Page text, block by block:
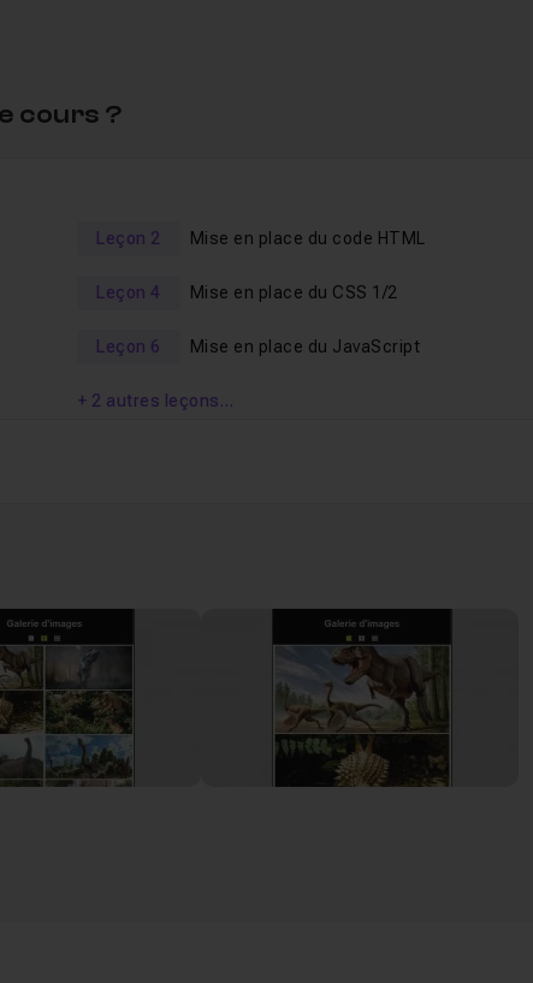
cours ?
Leçon 2 Mise en place du code HTML
Leçon 4 Mise en place du CSS 1/2
Leçon 6 Mise en place du JavaScript
+ 2 autres leçons…